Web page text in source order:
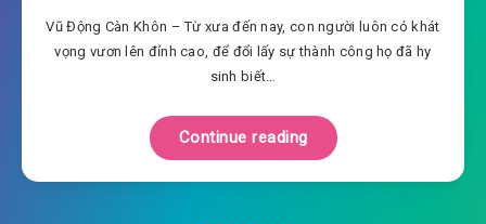
Vũ Động Càn Khôn – Từ xưa đến nay, con người luôn có khát
vọng vươn lên đỉnh cao, để đổi lấy sự thành công họ đã hy
sinh biết…
Continue reading